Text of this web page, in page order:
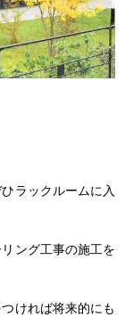
ラックルームに入
ング工事の施工を
ければ将来的にも